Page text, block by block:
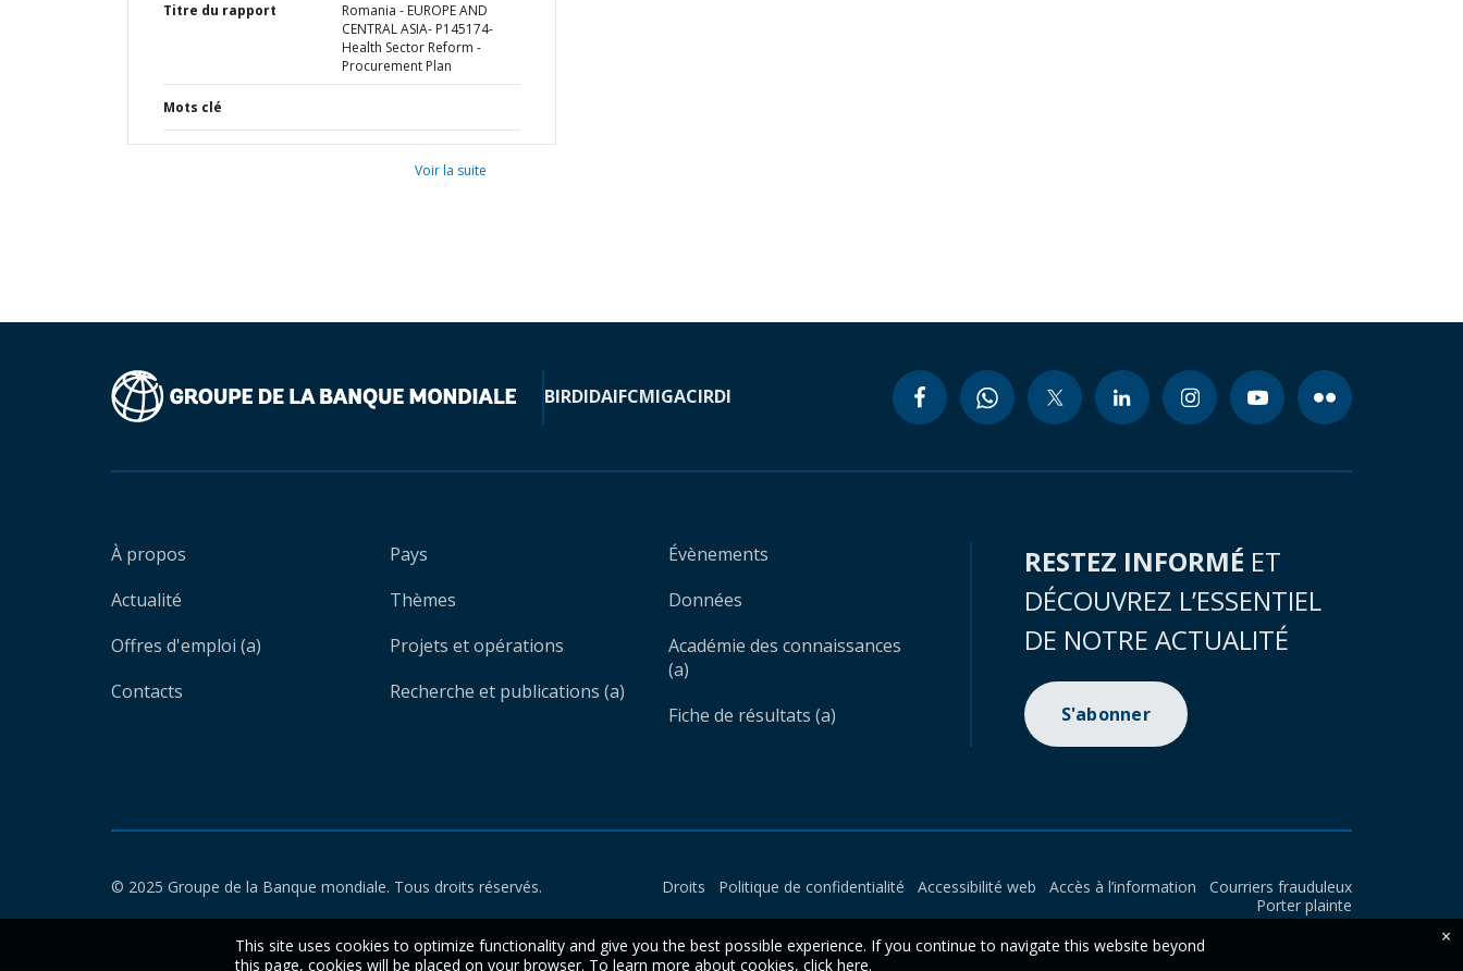
Titre du rapport
Romania - EUROPE AND
CENTRAL ASIA- P145174-
Health Sector Reform -
Procurement Plan
Mots clé
Voir la suite
BIRDIDAIFCMIGACIRDI
À propos
Actualité
Offres d'emploi (a)
Contacts
Pays
Thèmes
Projets et opérations
Recherche et publications (a)
Évènements
Données
Académie des connaissances
(a)
Fiche de résultats (a)
RESTEZ INFORMÉ ET
DÉCOUVREZ L’ESSENTIEL
DE NOTRE ACTUALITÉ
S'abonner
© 2025 Groupe de la Banque mondiale. Tous droits réservés. Droits Politique de confidentialité Accessibilité web Accès à l’information
Courriers frauduleux
Porter plainte
This site uses cookies to optimize functionality and give you the best possible experience. If you continue to navigate this website beyond
this page, cookies will be placed on your browser. To learn more about cookies, click here.
×